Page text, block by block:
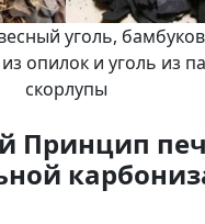
уголь,
опилок и уголь из
скорлупы
Принцип